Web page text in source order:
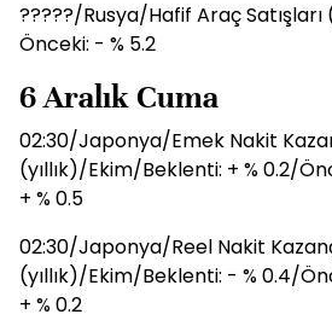
?????/Rusya/Hafif Araç Satışları
Önceki: - % 5.2
6 Aralık Cuma
02:30/Japonya/Emek Nakit
(yıllık)/Ekim/Beklenti: + % 0.2/
+ % 0.5
02:30/Japonya/Reel Nakit
(yıllık)/Ekim/Beklenti: - % 0.4/
+ % 0.2